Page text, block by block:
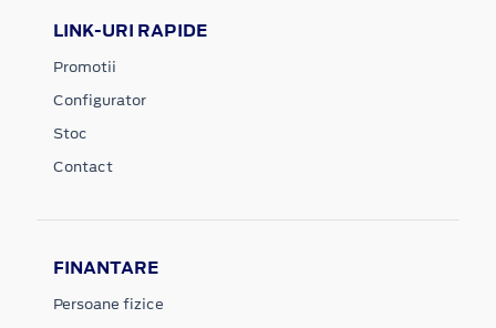
LINK-URI RAPIDE
Promotii
Configurator
Stoc
Contact
FINANTARE
Persoane fizice